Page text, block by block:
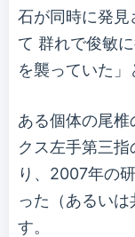
石が同時に発見
て 群れで俊敏
を襲っていた」
ある個体の尾
クス左手第三
り、2007年の
った（あるい
す。